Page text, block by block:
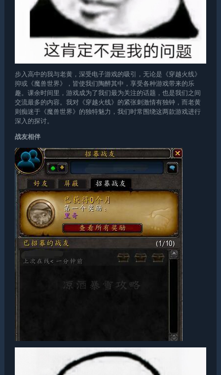
步入高中的我与老黄，深受电子游戏的吸引，无论是《穿越火线》
抑或《魔兽世界》，皆使我们陶醉其中，享受各种游戏带来的乐
趣。课余时间里，游戏成为了我们最为关注的话题，也是我们之间
交流最多的内容。我对《穿越火线》的紧张刺激情有独钟，而老黄
则痴迷于《魔兽世界》的独特魅力，我们时常围绕这两款游戏进行
深入的探讨。
战友相伴